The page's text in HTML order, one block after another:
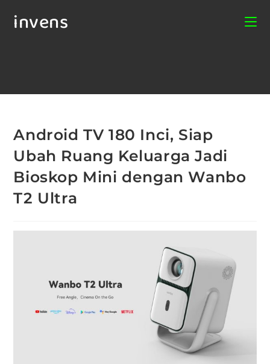
invens
Android TV 180 Inci, Siap
Ubah Ruang Keluarga Jadi
Bioskop Mini dengan Wanbo
T2 Ultra